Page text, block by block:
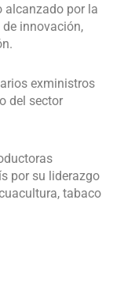
alcanzado por la
innovación,
exministros
del sector
por su liderazgo
tabaco